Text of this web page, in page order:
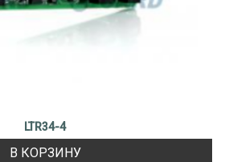
LTR34-4
В КОРЗИНУ